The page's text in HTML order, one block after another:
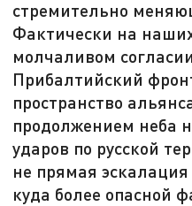
стремительно
Фактически на
молчаливом
Прибалтийский
пространство
продолжением неба
ударов по русской
не прямая
куда более опасной